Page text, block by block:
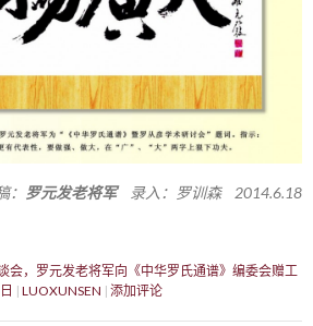
： 罗元发老将军录入：罗训森 2014.6.18
会，罗元发老将军向《中华罗氏通谱》编委会赠工
LUOXUNSEN 添加评论